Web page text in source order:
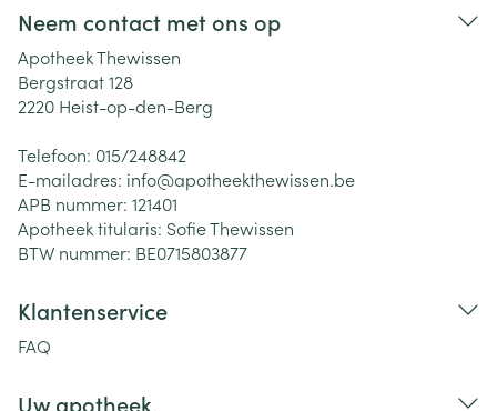
Neem contact met ons op
Apotheek Thewissen
Bergstraat 128
2220 Heist-op-den-Berg
Telefoon: 015/248842
E-mailadres: info@apotheekthewissen.be
APB nummer: 121401
Apotheek titularis: Sofie Thewissen
BTW nummer: BE0715803877
Klantenservice
FAQ
Uw apotheek